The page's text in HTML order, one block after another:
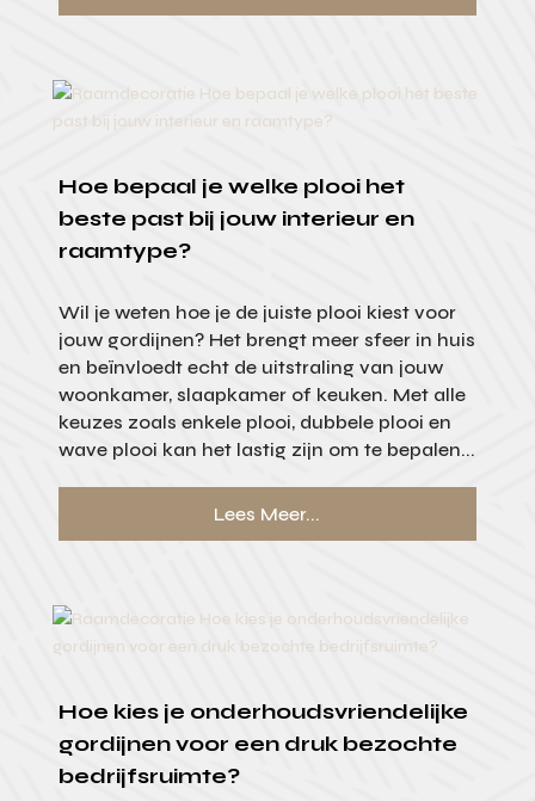
Hoe bepaal je welke plooi het
beste past bij jouw interieur en
raamtype?
Wil je weten hoe je de juiste plooi kiest voor
jouw gordijnen? Het brengt meer sfeer in huis
en beïnvloedt echt de uitstraling van jouw
woonkamer, slaapkamer of keuken. Met alle
keuzes zoals enkele plooi, dubbele plooi en
wave plooi kan het lastig zijn om te bepalen...
Lees Meer...
Hoe kies je onderhoudsvriendelijke
gordijnen voor een druk bezochte
bedrijfsruimte?